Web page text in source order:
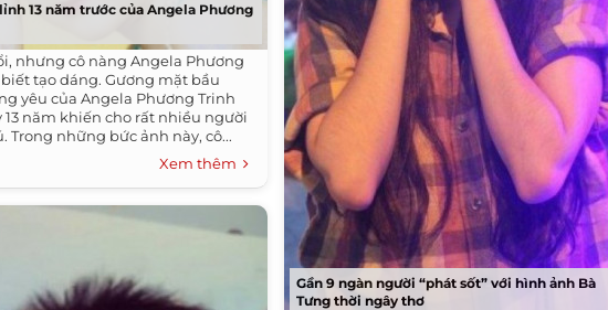
13 năm trước của Angela Phương
nhưng cô nàng Angela Phương
tạo dáng. Gương mặt bầu
yêu của Angela Phương Trinh
13 năm khiến cho rất nhiều người
Trong những bức ảnh này, cô...
Xem thêm
Gần 9 ngàn người “phát sốt” với hình ảnh Bà
Tưng thời ngây thơ